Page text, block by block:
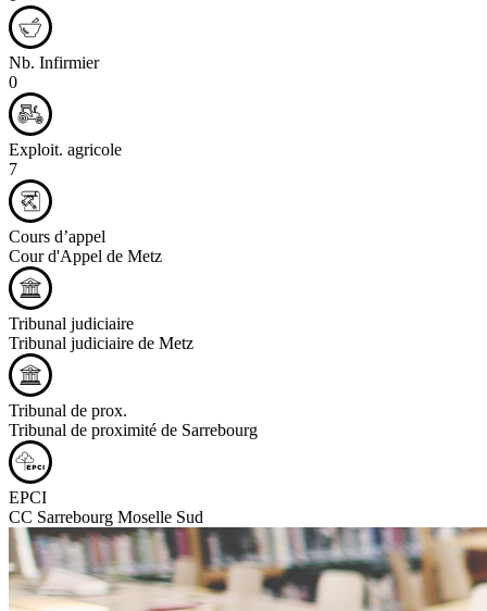
Nb. Infirmier
0
Exploit. agricole
7
Cours d’appel
Cour d'Appel de Metz
Tribunal judiciaire
Tribunal judiciaire de Metz
Tribunal de prox.
Tribunal de proximité de Sarrebourg
EPCI
CC Sarrebourg Moselle Sud